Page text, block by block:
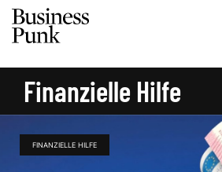
Finanzielle Hilfe
FINANZIELLE HILFE